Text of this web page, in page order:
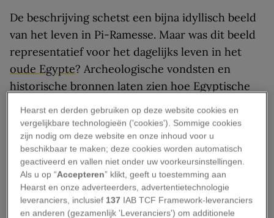
De beschrijving schetst een bijna idyllisch beeld
van het leven in Pi-Ramesse. Maar was dit beeld
representatief voor het dagelijks leven in het
oude Egypte? Archeologische vondsten en
historische bronnen laten zien hoe Egyptische
steden eruitzagen, hoe huizen werden gebouwd
en waarom vrijwel alle nederzettingen hun
bestaan te danken hadden aan één rivier: de Nijl.
Een land van duizenden
nederzettingen
Hearst en derden gebruiken op deze website cookies en
vergelijkbare technologieën ('cookies'). Sommige cookies
zijn nodig om deze website en onze inhoud voor u
beschikbaar te maken; deze cookies worden automatisch
geactiveerd en vallen niet onder uw voorkeursinstellingen.
Als u op “Accepteren” klikt, geeft u toestemming aan
Hearst en onze adverteerders, advertentietechnologie
leveranciers, inclusief 137 IAB TCF Framework-leveranciers
en anderen (gezamenlijk 'Leveranciers') om additionele